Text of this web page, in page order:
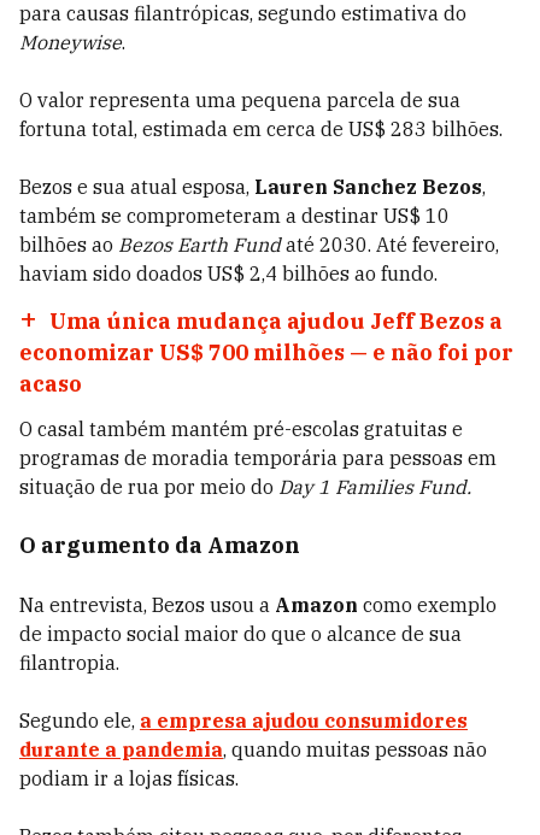
para causas filantrópicas, segundo estimativa do
Moneywise.
O valor representa uma pequena parcela de sua
fortuna total, estimada em cerca de US$ 283 bilhões.
Bezos e sua atual esposa, Lauren Sanchez Bezos,
também se comprometeram a destinar US$ 10
bilhões ao Bezos Earth Fundaté 2030. Até fevereiro,
haviam sido doados US$ 2,4 bilhões ao fundo.
Uma única mudança ajudou Jeff Bezos a
economizar US$ 700 milhões — e não foi por
acaso
O casal também mantém pré-escolas gratuitas e
programas de moradia temporária para pessoas em
situação de rua por meio do Day 1 Families Fund.
O argumento da Amazon
Na entrevista, Bezos usou a Amazon como exemplo
de impacto social maior do que o alcance de sua
filantropia.
Segundo ele, a empresa ajudou consumidores
durante a pandemia, quando muitas pessoas não
podiam ir a lojas físicas.